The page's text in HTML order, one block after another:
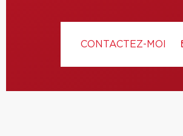
CONTACTEZ-MOI